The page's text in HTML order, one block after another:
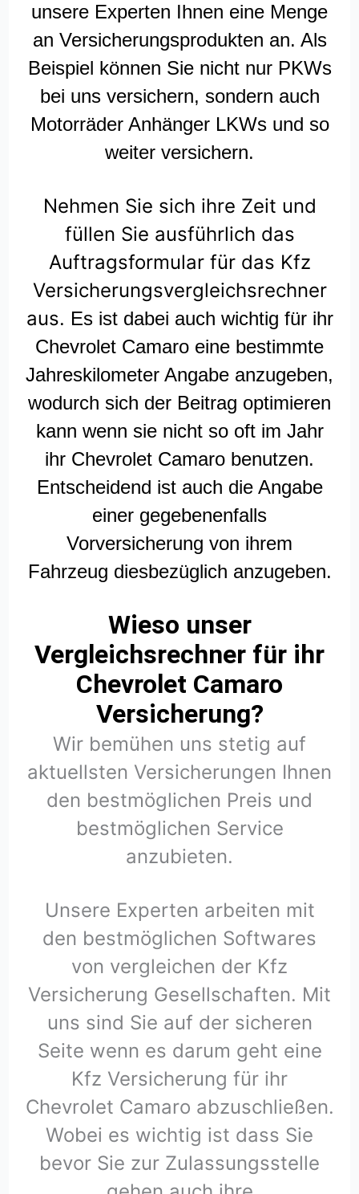
unsere Experten Ihnen eine Menge
an Versicherungsprodukten an. Als
Beispiel können Sie nicht nur PKWs
bei uns versichern, sondern auch
Motorräder Anhänger LKWs und so
weiter versichern.
Nehmen Sie sich ihre Zeit und
füllen Sie ausführlich das
Auftragsformular für das Kfz
Versicherungsvergleichsrechner
aus. Es ist dabei auch wichtig für ihr
Chevrolet Camaro eine bestimmte
Jahreskilometer Angabe anzugeben,
wodurch sich der Beitrag optimieren
kann wenn sie nicht so oft im Jahr
ihr Chevrolet Camaro benutzen.
Entscheidend ist auch die Angabe
einer gegebenenfalls
Vorversicherung von ihrem
Fahrzeug diesbezüglich anzugeben.
Wieso unser
Vergleichsrechner für ihr
Chevrolet Camaro
Versicherung?
Wir bemühen uns stetig auf
aktuellsten Versicherungen Ihnen
den bestmöglichen Preis und
bestmöglichen Service
anzubieten.
Unsere Experten arbeiten mit
den bestmöglichen Softwares
von vergleichen der Kfz
Versicherung Gesellschaften. Mit
uns sind Sie auf der sicheren
Seite wenn es darum geht eine
Kfz Versicherung für ihr
Chevrolet Camaro abzuschließen.
Wobei es wichtig ist dass Sie
bevor Sie zur Zulassungsstelle